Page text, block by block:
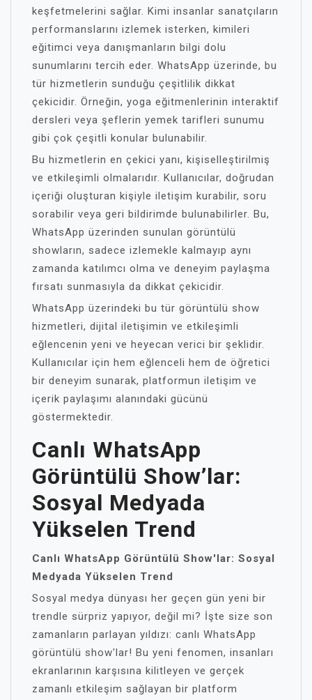
keşfetmelerini sağlar. Kimi insanlar sanatçıların
performanslarını izlemek isterken, kimileri
eğitimci veya danışmanların bilgi dolu
sunumlarını tercih eder. WhatsApp üzerinde, bu
tür hizmetlerin sunduğu çeşitlilik dikkat
çekicidir. Örneğin, yoga eğitmenlerinin interaktif
dersleri veya şeflerin yemek tarifleri sunumu
gibi çok çeşitli konular bulunabilir.
Bu hizmetlerin en çekici yanı, kişiselleştirilmiş
ve etkileşimli olmalarıdır. Kullanıcılar, doğrudan
içeriği oluşturan kişiyle iletişim kurabilir, soru
sorabilir veya geri bildirimde bulunabilirler. Bu,
WhatsApp üzerinden sunulan görüntülü
showların, sadece izlemekle kalmayıp aynı
zamanda katılımcı olma ve deneyim paylaşma
fırsatı sunmasıyla da dikkat çekicidir.
WhatsApp üzerindeki bu tür görüntülü show
hizmetleri, dijital iletişimin ve etkileşimli
eğlencenin yeni ve heyecan verici bir şeklidir.
Kullanıcılar için hem eğlenceli hem de öğretici
bir deneyim sunarak, platformun iletişim ve
içerik paylaşımı alanındaki gücünü
göstermektedir.
Canlı WhatsApp
Görüntülü Show’lar:
Sosyal Medyada
Yükselen Trend
Canlı WhatsApp Görüntülü Show'lar: Sosyal
Medyada Yükselen Trend
Sosyal medya dünyası her geçen gün yeni bir
trendle sürpriz yapıyor, değil mi? İşte size son
zamanların parlayan yıldızı: canlı WhatsApp
görüntülü show'lar! Bu yeni fenomen, insanları
ekranlarının karşısına kilitleyen ve gerçek
zamanlı etkileşim sağlayan bir platform